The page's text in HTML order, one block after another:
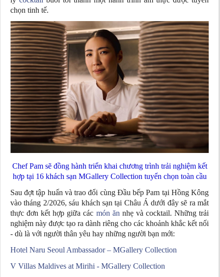
chọn tinh tế.
Chef Pam sẽ đồng hành triển khai chương trình trải nghiệm kết
hợp tại 16 khách sạn MGallery Collection tuyển chọn toàn cầu
Sau đợt tập huấn và trao đổi cùng Đầu bếp Pam tại Hồng Kông
vào tháng 2/2026, sáu khách sạn tại Châu Á dưới đây sẽ ra mắt
thực đơn kết hợp giữa các món ăn nhẹ và cocktail. Những trải
nghiệm này được tạo ra dành riêng cho các khoảnh khắc kết nối
- dù là với người thân yêu hay những người bạn mới:
Hotel Naru Seoul Ambassador – MGallery Collection
V Villas Maldives at Mirihi - MGallery Collection